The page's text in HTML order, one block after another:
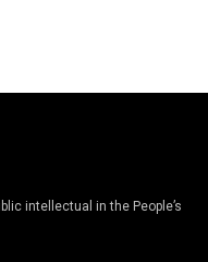
intellectual in the People’s